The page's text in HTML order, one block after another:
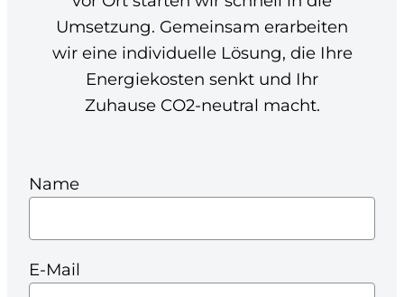
Umsetzung. Gemeinsam erarbeiten
wir eine individuelle Lösung, die Ihre
Energiekosten senkt und Ihr
Zuhause CO2-neutral macht.
Name
E-Mail